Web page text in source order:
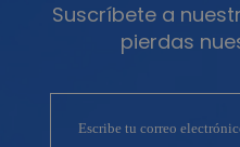
Suscríbete a
pierdas